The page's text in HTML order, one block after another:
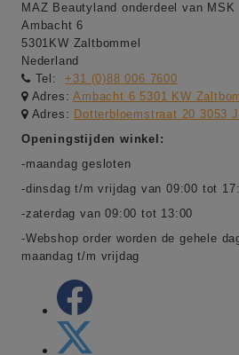
MAZ Beautyland onderdeel van MSK
Ambacht 6
5301KW Zaltbommel
Nederland
Tel:
+31 (0)88 006 7600
Adres:Ambacht 6 5301 KW
Adres: Dotterbloemstraat 20 3053
Openingstijden winkel:
-maandag gesloten
-dinsdag t/m vrijdag van 09:00 tot
-zaterdag van 09:00 tot 13:00
-Webshop order worden de gehele
maandag t/m vrijdag